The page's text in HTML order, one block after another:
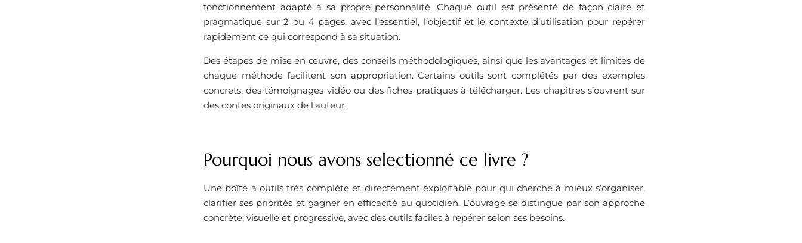
fonctionnement adapté à sa propre personnalité. Chaque outil est présenté de façon claire et
pragmatique sur 2 ou 4 pages, avec l’essentiel, l’objectif et le contexte d’utilisation pour repérer
rapidement ce qui correspond à sa situation.
Des étapes de mise en œuvre, des conseils méthodologiques, ainsi que les avantages et limites de
chaque méthode facilitent son appropriation. Certains outils sont complétés par des exemples
concrets, des témoignages vidéo ou des fiches pratiques à télécharger. Les chapitres s’ouvrent sur
des contes originaux de l’auteur.
Pourquoi nous avons selectionné ce livre ?
Une boîte à outils très complète et directement exploitable pour qui cherche à mieux s’organiser,
clarifier ses priorités et gagner en efficacité au quotidien. L’ouvrage se distingue par son approche
concrète, visuelle et progressive, avec des outils faciles à repérer selon ses besoins.